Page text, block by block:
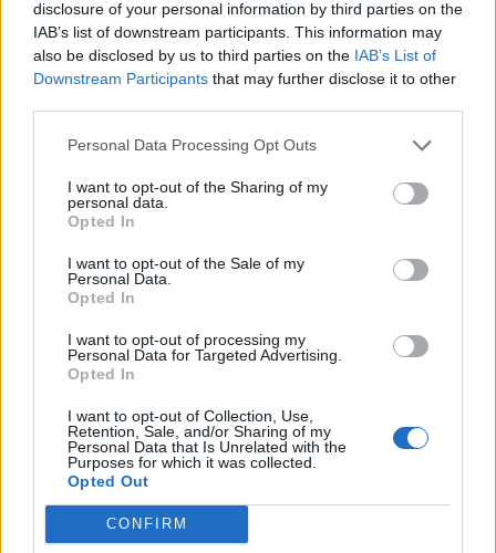
disclosure of your personal information by third parties on the
IAB’s list of downstream participants. This information may
also be disclosed by us to third parties on the IAB’s List of
Downstream Participants that may further disclose it to other
Personal Data Processing Opt Outs
I want to opt-out of the Sharing of my
personal data.
Opted In
I want to opt-out of the Sale of my
Personal Data.
Opted In
I want to opt-out of processing my
Personal Data for Targeted Advertising.
Opted In
I want to opt-out of Collection, Use,
Retention, Sale, and/or Sharing of my
Personal Data that Is Unrelated with the
Purposes for which it was collected.
Opted Out
CONFIRM
ΠΡΩΙΝΗ του
Κιλκίς στις 21-
7-2021
Διαβάστε περισσότερα...
Έναρξη Προηγούμενο 15
17
18
Επόμενο